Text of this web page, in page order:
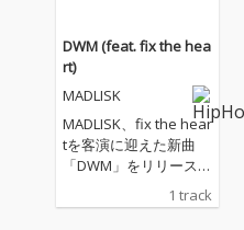
ドとOHRRのSoulfulな
歌声が調和し、まさに
心の声を代弁している
かのような楽曲に仕上
がっている。
DWM (feat. fix the hea
rt)
MADLISK
MADLISK、fix the hear
tを客演に迎えた新曲
「DWM」をリリース。
Energyをテーマに共作
された今作。MADLISK
1 track